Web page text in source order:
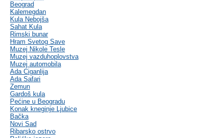
Beograd
Kalemegdan
Kula Nebojša
Sahat Kula
Rimski bunar
Hram Svetog Save
Muzej Nikole Tesle
Muzej vazduhoplovstva
Muzej automobila
Ada Ciganlija
Ada Safari
Zemun
Gardoš kula
Pećine u Beogradu
Konak kneginje Ljubice
Bačka
Novi Sad
Ribarsko ostrvo